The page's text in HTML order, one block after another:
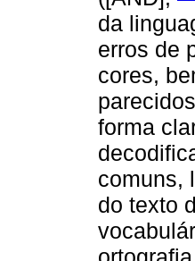
da
erros de
cores,
forma
comuns,
do texto